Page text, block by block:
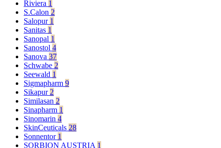
Riviera 1
S.Calon 2
Salopur 1
Sanitas 1
Sanopal 1
Sanostol 4
Sanova 37
Schwabe 2
Seewald 1
Sigmapharm 9
Sikapur 2
Similasan 2
Sinapharm 1
Sinomarin 4
SkinCeuticals 28
Sonnentor 1
SORBION AUSTRIA 1